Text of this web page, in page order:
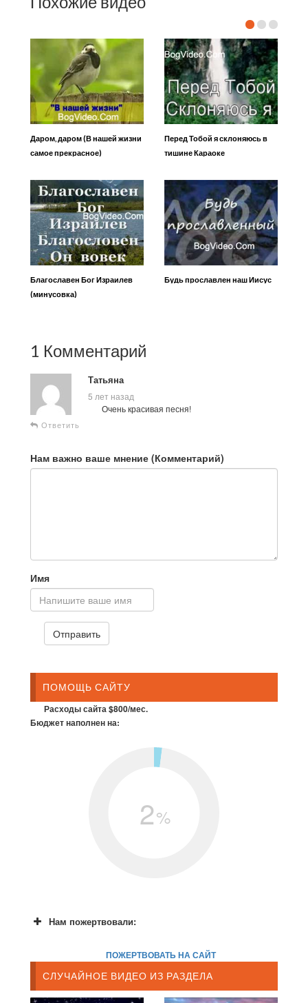
Даром, даром (В нашей жизни
самое прекрасное)
Перед Тобой я склоняюсь в
тишине Караоке
Благославен Бог Израилев
(минусовка)
Будь прославлен наш Иисус
1 Комментарий
Татьяна
5 лет назад
Очень красивая песня!
Ответить
Нам важно ваше мнение (Комментарий)
Имя
ПОМОЩЬ САЙТУ
Расходы сайта $800/мес.
Бюджет наполнен на:
2%
Нам пожертвовали:
ПОЖЕРТВОВАТЬ НА САЙТ
СЛУЧАЙНОЕ ВИДЕО ИЗ РАЗДЕЛА